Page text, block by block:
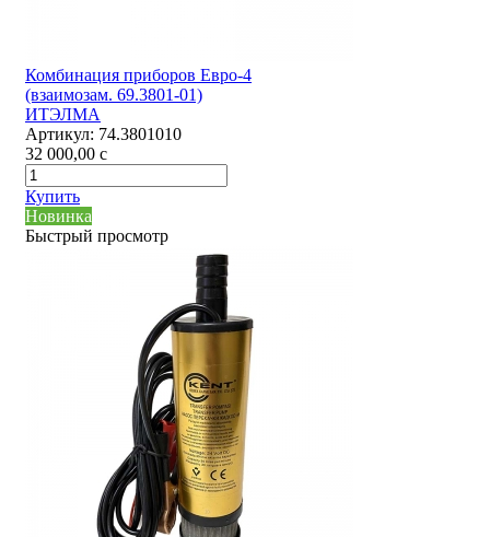
Комбинация приборов Евро-4
(взаимозам. 69.3801-01)
ИТЭЛМА
Артикул: 74.3801010
32 000,00 c
Купить
Новинка
Быстрый просмотр